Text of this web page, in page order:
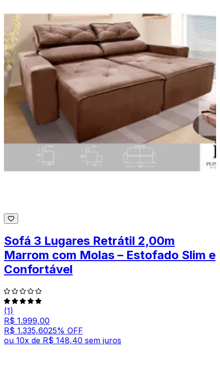
Sofá 3 Lugares Retrátil 2,00m
Marrom com Molas – Estofado Slim e
Confortável
(1)
R$ 1.999,00
R$ 1.335,6025% OFF
ou 10x de R$ 148,40 sem juros